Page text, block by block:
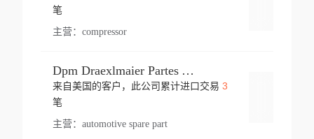
笔
主营： compressor
Dpm Draexlmaier Partes Automotrices Corr Ind Huejotzingo
来自美国的客户，此公司累计进口交易 3
笔
主营： automotive spare part